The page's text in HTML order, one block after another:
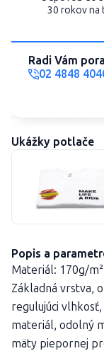
30 rokov na
Radi Vám
02 4848
Ukážky potlače
Popis a
Materiál: 170g/
Základná vrstva,
regulujúci
materiál, odolný
mäty piepornej